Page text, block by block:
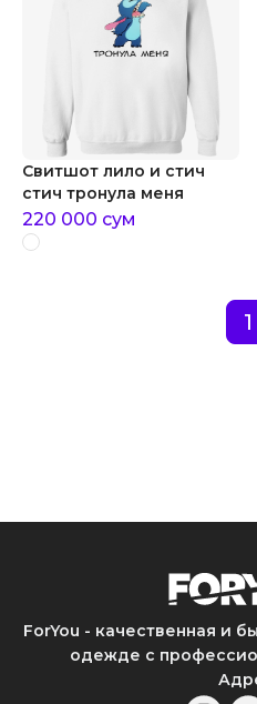
Свитшот лило и стич
стич тронула меня
220 000 сум
1
ForYou - качественная и
одежде с